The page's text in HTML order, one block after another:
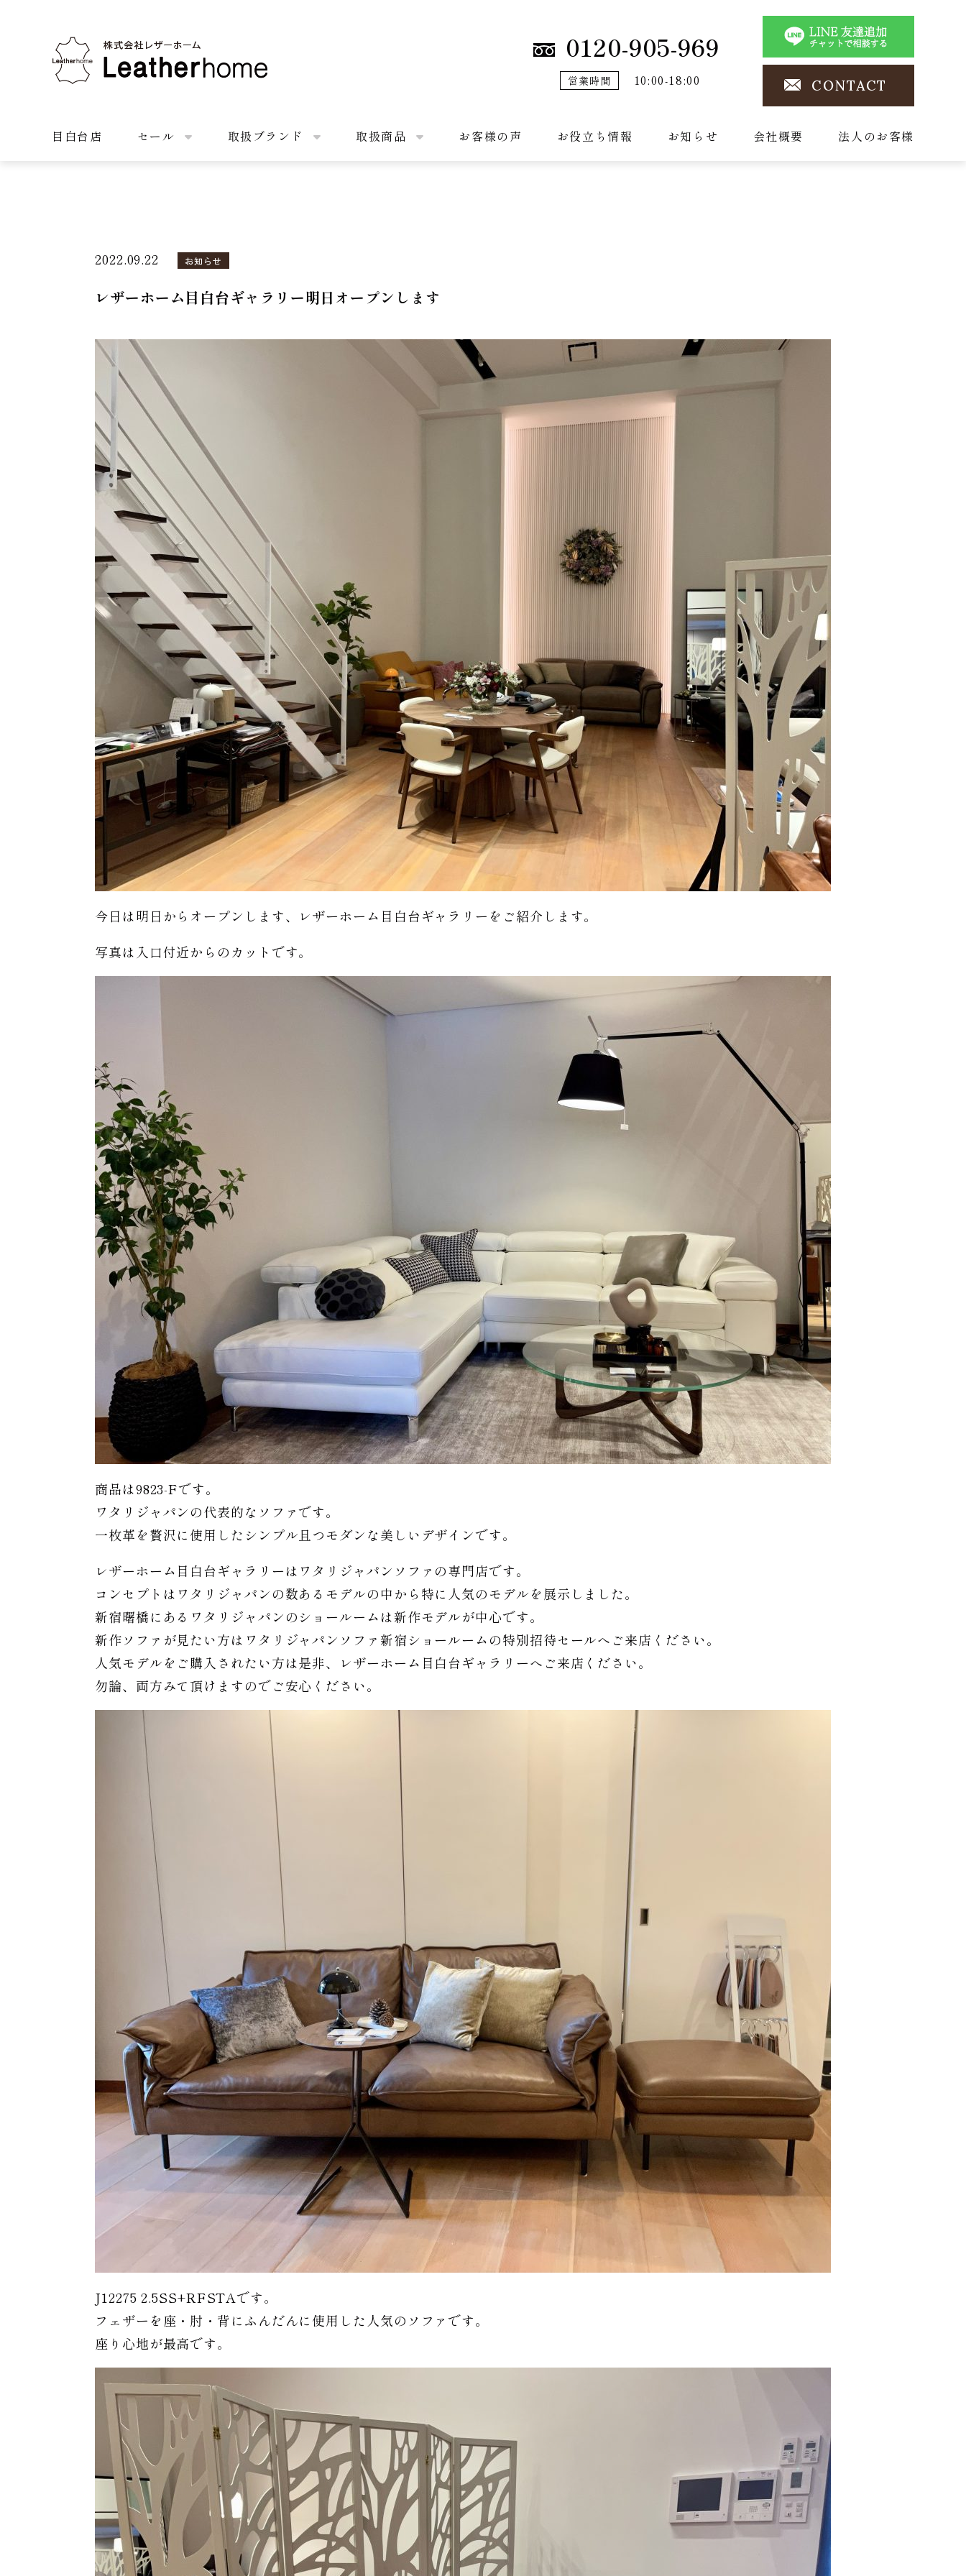
株式会社レザーホーム 0120-905-969
営業時間 10:00-18:00 CONTACT
目白台店 セール 取扱ブランド 取扱商品 お客様の声 お役立ち情報 お知らせ 会社概要 法人のお客様
2022.09.22 お知らせ
レザーホーム目白台ギャラリー明日オープンします
今日は明日からオープンします、レザーホーム目白台ギャラリーをご紹介します。
写真は入口付近からのカットです。
商品は9823-Fです。
ワタリジャパンの代表的なソファです。
一枚革を贅沢に使用したシンプル且つモダンな美しいデザインです。
レザーホーム目白台ギャラリーはワタリジャパンソファの専門店です。
コンセプトはワタリジャパンの数あるモデルの中から特に人気のモデルを展示しました。
新宿曙橋にあるワタリジャパンのショールームは新作モデルが中心です。
新作ソファが見たい方はワタリジャパンソファ新宿ショールームの特別招待セールへご来店ください。
人気モデルをご購入されたい方は是非、レザーホーム目白台ギャラリーへご来店ください。
勿論、両方みて頂けますのでご安心ください。
J12275 2.5SS+RFSTAです。
フェザーを座・肘・背にふんだんに使用した人気のソファです。
座り心地が最高です。